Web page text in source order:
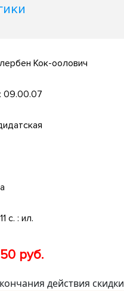
Кок-оолович
09.00.07
с. : ил.
руб.
действия скидки